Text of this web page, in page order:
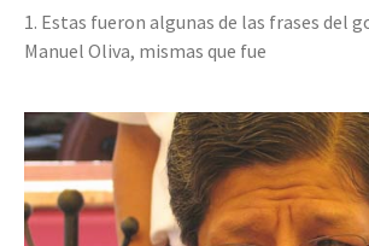
1. Estas fueron algunas de las frases del
Manuel Oliva, mismas que fue